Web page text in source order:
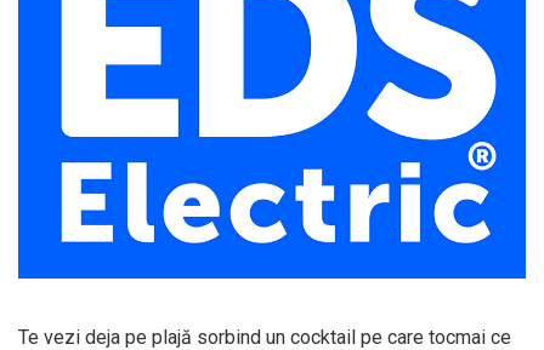
Te vezi deja pe plajă sorbind un cocktail pe care tocmai ce